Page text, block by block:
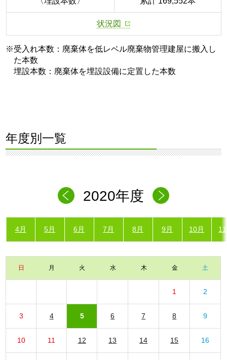
状況図
※受入れ本数：廃棄体を低レベル廃棄物管理建屋に搬入し
た本数
埋設本数：廃棄体を埋設設備に定置した本数
年度別一覧
2020年度
4月 5月 6月 7月 8月 9月 10月
日 月 火 水 木 金 土
1 2
3 4 5 6 7 8 9
10 11 12 13 14 15 16